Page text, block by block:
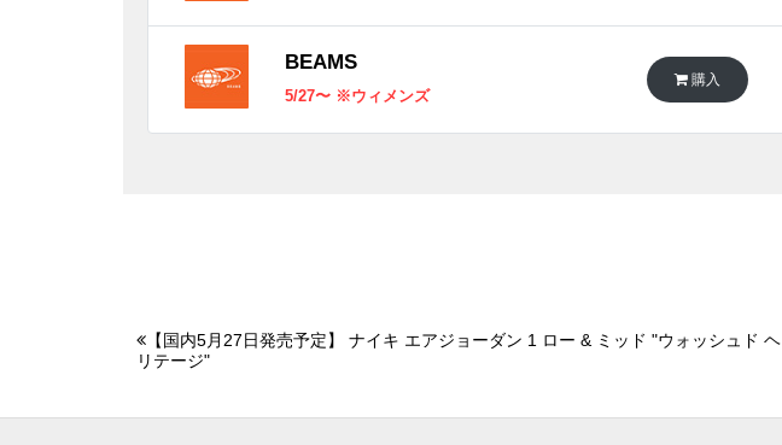
BEAMS
5/27〜 ※ウィメンズ
購入
【国内5月27日発売予定】 ナイキ エアジョーダン 1 ロー & ミッド "ウォッシュド ヘ
リテージ"